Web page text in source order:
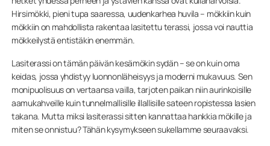
Hirsimökki, pieni tupa saaressa, uudenkarhea huvila – mökkiin kuin
mökkiin on mahdollista rakentaa lasitettu terassi, jossa voi nauttia
mökkeilystä entistäkin enemmän.
Lasiterassi on tämän päivän kesämökin sydän – se on kuin oma
keidas, jossa yhdistyy luonnonläheisyys ja moderni mukavuus. Sen
monipuolisuus on vertaansa vailla, tarjoten paikan niin aurinkoisille
aamukahveille kuin tunnelmallisille illallisille sateen ropistessa lasien
takana. Mutta miksi lasiterassi sitten kannattaa hankkia mökille ja
miten se onnistuu? Tähän kysymykseen sukellamme seuraavaksi.